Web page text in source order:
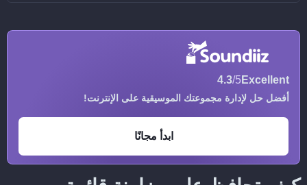
Excellent
4.3/5
أفضل حل لإدارة مجموعتك الموسيقية على الإنترنت!
ابدأ مجانًا